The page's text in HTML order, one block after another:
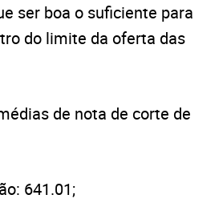
ser boa o suficiente para
do limite da oferta das
de nota de corte de
641.01;